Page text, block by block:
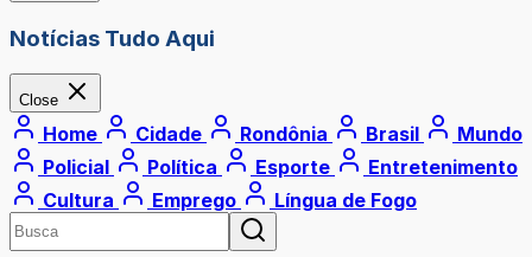
Notícias Tudo Aqui
Close
Home Cidade Rondônia Brasil
Mundo
Policial
Política Esporte
Entretenimento
Cultura
Emprego Língua de Fogo